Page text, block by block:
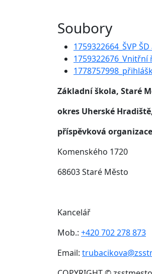
Soubory
1759322664_ŠVP
1759322676_Vnitřní
Základní škola, Staré
okres Uherské
příspěvková organizace
Komenského 1720
68603 Staré Město
Kancelář
Mob.: +420 702 278 873
Email: